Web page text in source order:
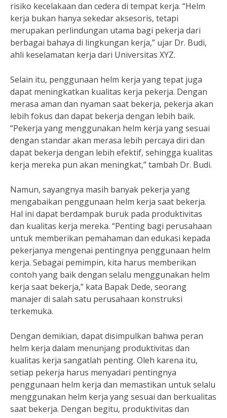
risiko kecelakaan dan cedera di tempat kerja. “Helm
kerja bukan hanya sekedar aksesoris, tetapi
merupakan perlindungan utama bagi pekerja dari
berbagai bahaya di lingkungan kerja,” ujar Dr. Budi,
ahli keselamatan kerja dari Universitas XYZ.
Selain itu, penggunaan helm kerja yang tepat juga
dapat meningkatkan kualitas kerja pekerja. Dengan
merasa aman dan nyaman saat bekerja, pekerja akan
lebih fokus dan dapat bekerja dengan lebih baik.
“Pekerja yang menggunakan helm kerja yang sesuai
dengan standar akan merasa lebih percaya diri dan
dapat bekerja dengan lebih efektif, sehingga kualitas
kerja mereka pun akan meningkat,” tambah Dr. Budi.
Namun, sayangnya masih banyak pekerja yang
mengabaikan penggunaan helm kerja saat bekerja.
Hal ini dapat berdampak buruk pada produktivitas
dan kualitas kerja mereka. “Penting bagi perusahaan
untuk memberikan pemahaman dan edukasi kepada
pekerjanya mengenai pentingnya penggunaan helm
kerja. Sebagai pemimpin, kita harus memberikan
contoh yang baik dengan selalu menggunakan helm
kerja saat bekerja,” kata Bapak Dede, seorang
manajer di salah satu perusahaan konstruksi
terkemuka.
Dengan demikian, dapat disimpulkan bahwa peran
helm kerja dalam menunjang produktivitas dan
kualitas kerja sangatlah penting. Oleh karena itu,
setiap pekerja harus menyadari pentingnya
penggunaan helm kerja dan memastikan untuk selalu
menggunakan helm kerja yang sesuai dan berkualitas
saat bekerja. Dengan begitu, produktivitas dan